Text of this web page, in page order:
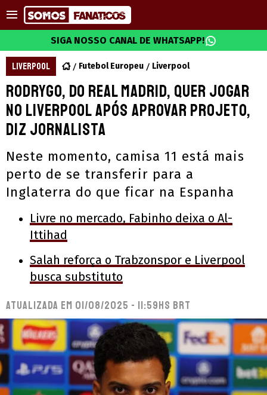
SIGA NOSSO CANAL DE WHATSAPP!
LIVERPOOL Futebol Europeu Liverpool
Rodrygo, do Real Madrid, quer jogar
no Liverpool após aprovar projeto,
diz jornalista
Neste momento, camisa 11 está mais
perto de se transferir para a
Inglaterra do que ficar na Espanha
Livre no mercado, Fabinho deixa o Al-
Ittihad
Salah reforça o Trabzonspor e Liverpool
busca substituto
Atualizada em 01/08/2025 - 11:59hs BRT